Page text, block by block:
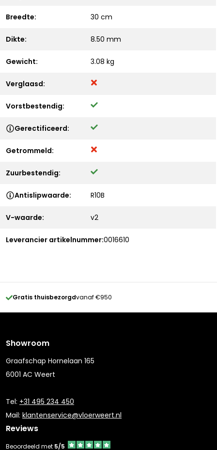
Breedte: 30 cm
Dikte: 8.50 mm
Gewicht: 3.08 kg
Verglaasd:
Vorstbestendig:
Gerectificeerd:
Getrommeld:
Zuurbestendig:
Antislipwaarde: R10B
V-waarde: v2
Leverancier artikelnummer:0016610
Gratis thuisbezorgdvanaf €950
Showroom
Graafschap Hornelaan 165
6001 AC Weert
Tel: +31 495 234 450
Mail: klantenservice@vloerweert.nl
Reviews
Beoordeeld met 5/5